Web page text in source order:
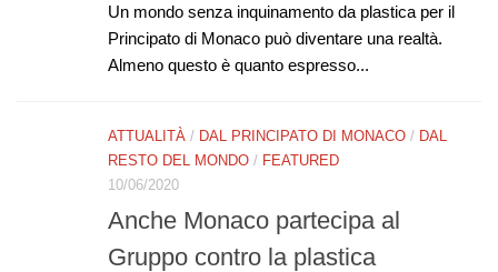
Un mondo senza inquinamento da plastica per il
Principato di Monaco può diventare una realtà.
Almeno questo è quanto espresso...
ATTUALITÀ / DAL PRINCIPATO DI MONACO / DAL
RESTO DEL MONDO / FEATURED
10/06/2020
Anche Monaco partecipa al
Gruppo contro la plastica